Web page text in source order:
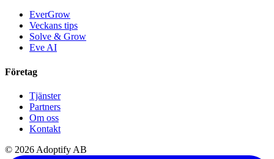
EverGrow
Veckans tips
Solve & Grow
Eve AI
Företag
Tjänster
Partners
Om oss
Kontakt
© 2026 Adoptify AB